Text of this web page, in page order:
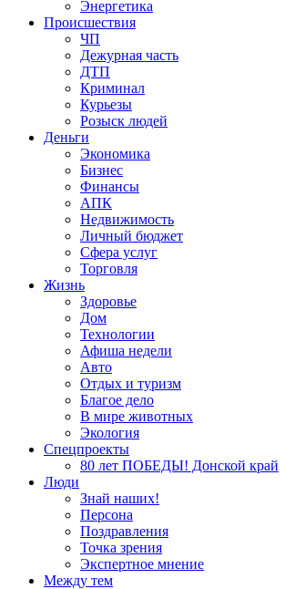
Энергетика
Происшествия
ЧП
Дежурная часть
ДТП
Криминал
Курьезы
Розыск людей
Деньги
Экономика
Бизнес
Финансы
АПК
Недвижимость
Личный бюджет
Сфера услуг
Торговля
Жизнь
Здоровье
Дом
Технологии
Афиша недели
Авто
Отдых и туризм
Благое дело
В мире животных
Экология
Спецпроекты
80 лет ПОБЕДЫ! Донской край
Люди
Знай наших!
Персона
Поздравления
Точка зрения
Экспертное мнение
Между тем